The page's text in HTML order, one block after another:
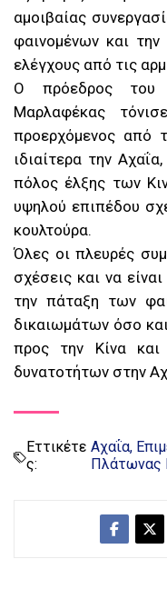
αμοιβαίας
φαινομένων και
ελέγχους από τις
Ο πρόεδρος του
Μαρλαφέκας
προερχόμενος από
ιδιαίτερα την
πόλος έλξης των
υψηλού επιπέδου
κουλτούρα.
Όλες οι πλευρές
σχέσεις και να
την πάταξη των
δικαιωμάτων όσο
προς την Κίνα και
δυνατοτήτων στην
Εττικέτε
ς:
Αχαΐα
Πλάτωνας